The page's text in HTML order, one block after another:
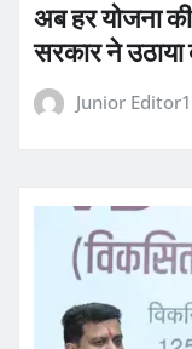
अब हर योजना
सरकार ने
Junior Editor1